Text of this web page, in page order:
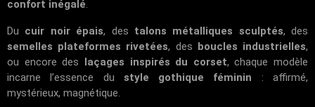
confort inégalé.
Du cuir noir épais, des talons métalliques sculptés, des
semelles plateformes rivetées, des boucles industrielles,
ou encore des laçages inspirés du corset, chaque modèle
incarne l’essence du style gothique féminin : affirmé,
mystérieux, magnétique.